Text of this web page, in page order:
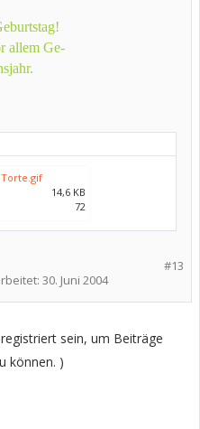
allem Ge-
14,6 KB
72
#13
30. Juni 2004
sein, um Beiträge
können. )